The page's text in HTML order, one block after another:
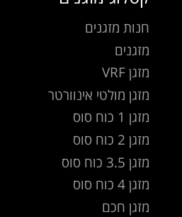
חנות מזגנים
מזגנים
מזגן VRF
מזגן מולטי אינוורטר
מזגן 1 כוח סוס
מזגן 2 כוח סוס
מזגן 3.5 כוח סוס
מזגן 4 כוח סוס
מזגן חכם